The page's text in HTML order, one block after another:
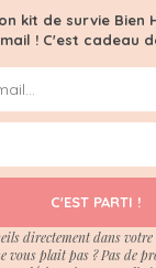
kit de survie Bien
! C'est cadeau
C'EST PARTI !
directement dans
vous plait pas ? Pas de